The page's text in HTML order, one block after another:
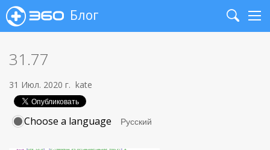
Блог
Search
31.77
31 Июл. 2020 г. kate
Choose a language